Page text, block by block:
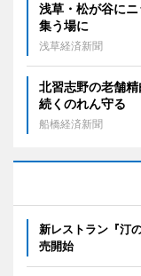
浅草・松が谷に
集う場に
浅草経済新聞
北習志野の老舗
続くのれん守る
船橋経済新聞
新レストラン『汀
売開始